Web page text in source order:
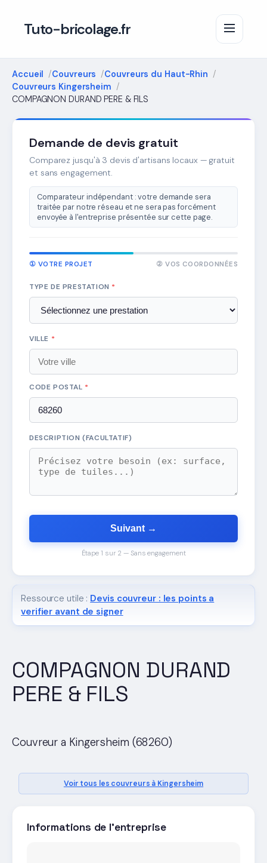
Tuto-bricolage.fr
Accueil Couvreurs
Couvreurs du Haut-Rhin
Couvreurs Kingersheim
COMPAGNON DURAND PERE & FILS
COMPAGNON DURAND
PERE & FILS
Couvreur a Kingersheim (68260)
Voir tous les couvreurs à Kingersheim
Informations de l'entreprise
Demande de devis gratuit
Comparez jusqu'à 3 devis d'artisans locaux — gratuit
et sans engagement.
Comparateur indépendant : votre demande sera
traitée par notre réseau et ne sera pas forcément
envoyée à l'entreprise présentée sur cette page.
① VOTRE PROJET ② VOS COORDONNÉES
TYPE DE PRESTATION *
VILLE *
CODE POSTAL *
DESCRIPTION (FACULTATIF)
Suivant →
Étape 1 sur 2 — Sans engagement
Ressource utile : Devis couvreur : les points a
verifier avant de signer